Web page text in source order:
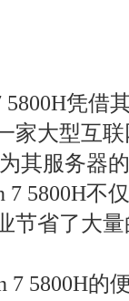
5800H凭借
家大型互
其服务器
7 5800H不
节省了大
7 5800H的